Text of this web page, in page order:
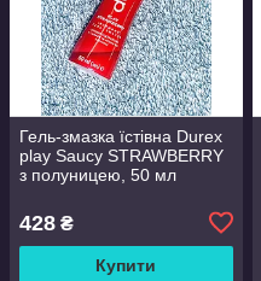
Гель-змазка їстівна Durex
play Saucy STRAWBERRY
з полуницею, 50 мл
STRAWBERRY полуниця
428 ₴
Купити